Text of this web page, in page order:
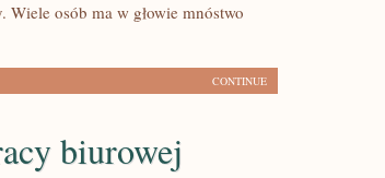
osób ma w głowie mnóstwo
CONTINUE
biurowej